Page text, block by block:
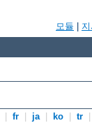
모듈
fr ja ko tr